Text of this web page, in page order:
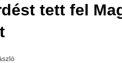
tett fel